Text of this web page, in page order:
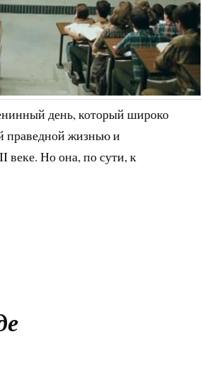
день, который широко
праведной жизнью и
веке. Но она, по сути, к